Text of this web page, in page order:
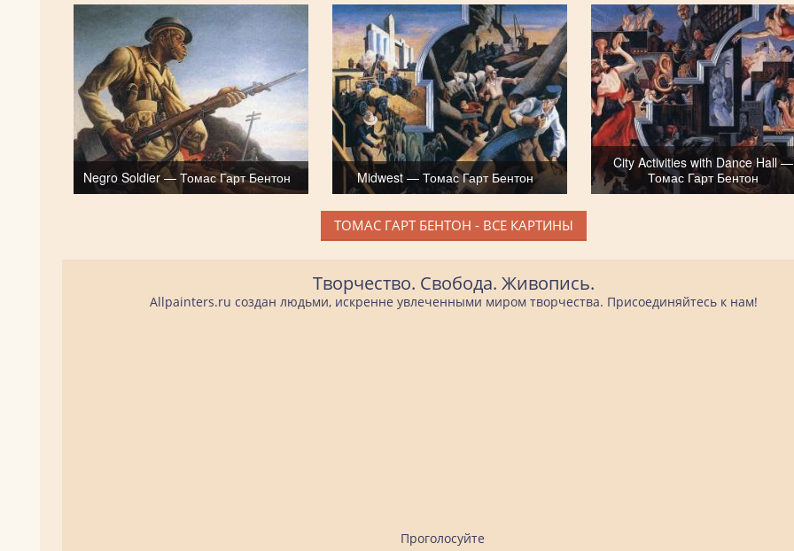
Negro Soldier — Томас Гарт Бентон Midwest — Томас Гарт Бентон
City Activities with Dance Hall —
Томас Гарт Бентон
ТОМАС ГАРТ БЕНТОН - ВСЕ КАРТИНЫ
Творчество. Свобода. Живопись.
Allpainters.ru создан людьми, искренне увлеченными миром творчества. Присоединяйтесь к нам!
Проголосуйте